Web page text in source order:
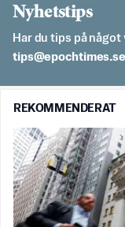
Nyhetstips
Har du tips på något
es.semithcope@spit
REKOMMENDERAT